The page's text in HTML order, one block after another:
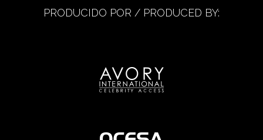
PRODUCIDO POR / PRODUCED BY: